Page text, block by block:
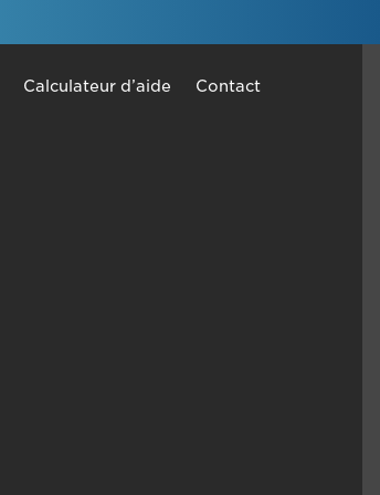
Calculateur d’aide Contact